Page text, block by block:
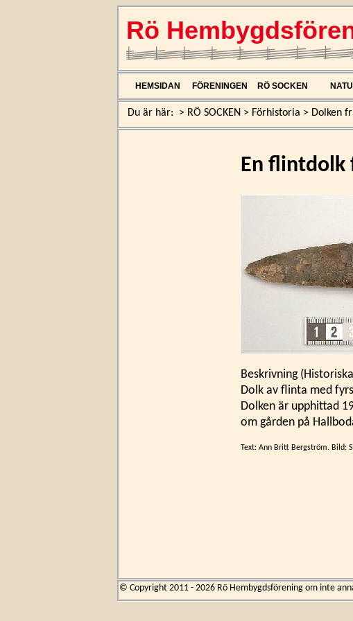
Rö
HEMSIDAN FÖRENINGEN RÖ SOCKEN
Du är här: > RÖ SOCKEN > Förhistoria > Dolken
En flintdolk
Beskrivning
Dolk av flinta med
Dolken är upphittad
om gården på
Text: Ann Britt Bergström. Bild:
© Copyright 2011 - 2026 Rö Hembygdsförening om inte